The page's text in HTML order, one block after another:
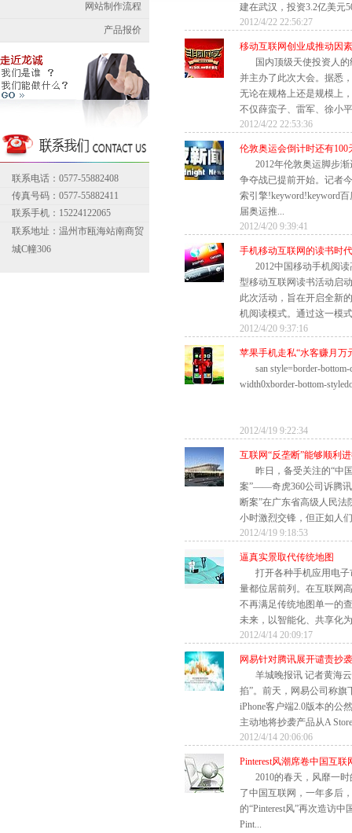
网站制作流程
产品报价
联系电话：0577-55882408
传真号码：0577-55882411
联系手机：15224122065
联系地址：温州市瓯海站南商贸
城C幢306
建在武汉，投资3.2亿美元
2012/4/22 22:56:27
移动互联网创业成推动因素
国内顶级天使投资人
并主办了此次大会。据悉
无论在规格上还是规模上
不仅薛蛮子、雷军、徐小
2012/4/22 22:53:36
伦敦奥运会倒计时还有100
2012年伦敦奥运脚步
争夺战已提前开始。记者
索引擎!keyword!keyword
届奥运推...
2012/4/20 9:39:41
手机移动互联网的读书时
2012中国移动手机阅
型移动互联网读书活动启
此次活动，旨在开启全新
机阅读模式。通过这一模
2012/4/20 9:37:16
苹果手机走私“水客赚月万
san style=border-
width0xborder-bottom-
2012/4/19 9:22:34
互联网“反垄断”能够顺利
昨日，备受关注的“中
案”——奇虎360公司诉腾
断案”在广东省高级人民
小时激烈交锋，但正如人
2012/4/19 9:18:53
逼真实景取代传统地图
打开各种手机应用电
量都位居前列。在互联网
不再满足传统地图单一的
未来，以智能化、共享化
2012/4/14 20:09:17
网易针对腾讯展开谴责抄
羊城晚报讯 记者黄海
掐”。前天，网易公司称旗
iPhone客户端2.0版本的公
主动地将抄袭产品从A
2012/4/14 20:06:06
Pinterest风潮席卷中国互联
2010的春天，风靡一
了中国互联网，一年多后
的“Pinterest风”再次造访
Pint...